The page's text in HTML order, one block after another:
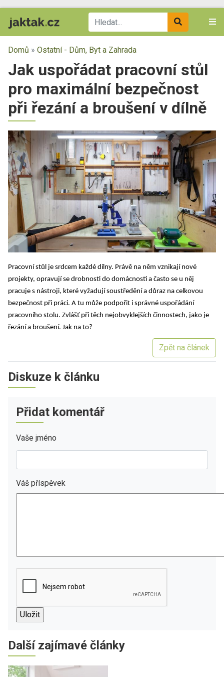
Domů » Ostatní - Dům, Byt a Zahrada
Jak uspořádat pracovní stůl
pro maximální bezpečnost
při řezání a broušení v dílně
Pracovní stůl je srdcem každé dílny. Právě na něm vznikají nové
projekty, opravují se drobnosti do domácnosti a často se u něj
pracuje s nástroji, které vyžadují soustředění a důraz na celkovou
bezpečnost při práci. A tu může podpořit i správné uspořádání
pracovního stolu. Zvlášť při těch nejobvyklejších činnostech, jako je
řezání a broušení. Jak na to?
Zpět na článek
Diskuze k článku
Přidat komentář
Vaše jméno
Váš příspěvek
Další zajímavé články